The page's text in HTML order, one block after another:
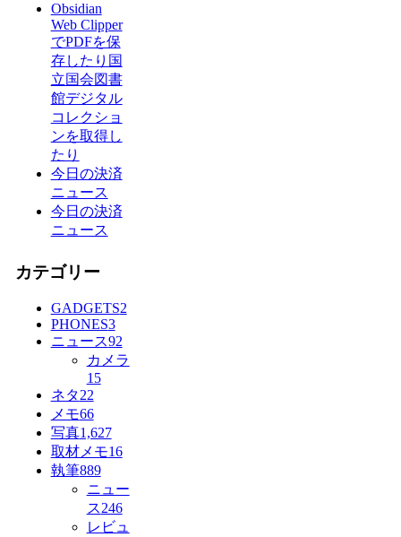
Obsidian
Web Clipper
でPDFを保
存したり国
立国会図書
館デジタル
コレクショ
ンを取得し
たり
今日の決済
ニュース
今日の決済
ニュース
カテゴリー
GADGETS2
PHONES3
ニュース92
カメラ
15
ネタ22
メモ66
写真1,627
取材メモ16
執筆889
ニュー
ス246
レビュ